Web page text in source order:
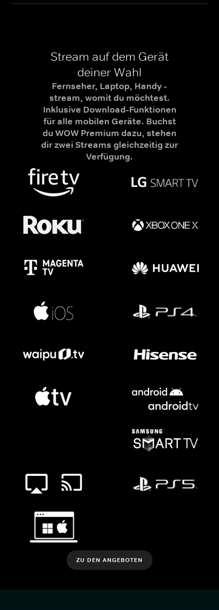
Stream auf dem Gerät
deiner Wahl
Fernseher, Laptop, Handy -
stream, womit du möchtest.
Inklusive Download-Funktionen
für alle mobilen Geräte. Buchst
du WOW Premium dazu, stehen
dir zwei Streams gleichzeitig zur
Verfügung.
ZU DEN ANGEBOTEN